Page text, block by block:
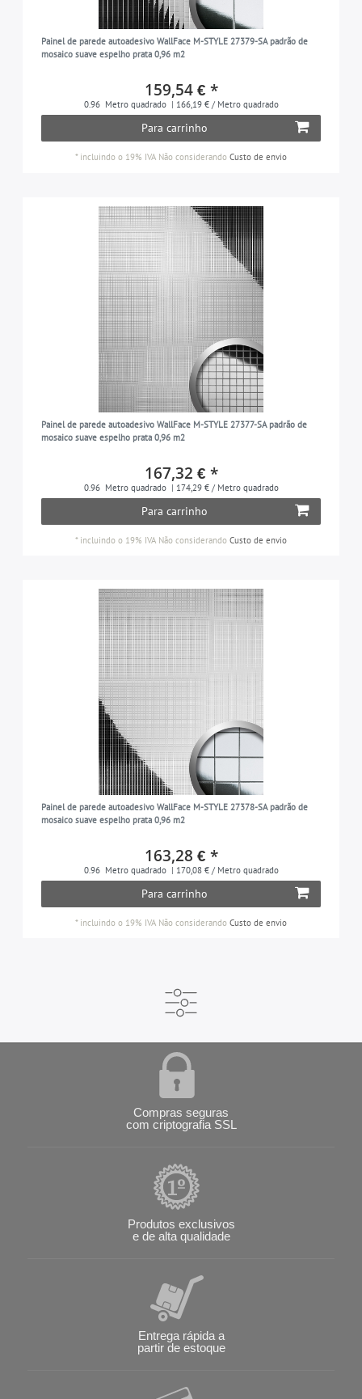
Painel de parede autoadesivo WallFace M-STYLE 27379-SA padrão de
mosaico suave espelho prata 0,96 m2
159,54 € *
0.96 Metro quadrado | 166,19 € / Metro quadrado
Para carrinho
* incluindo o 19% IVA Não considerando Custo de envio
Painel de parede autoadesivo WallFace M-STYLE 27377-SA padrão de
mosaico suave espelho prata 0,96 m2
167,32 € *
0.96 Metro quadrado | 174,29 € / Metro quadrado
Para carrinho
* incluindo o 19% IVA Não considerando Custo de envio
Painel de parede autoadesivo WallFace M-STYLE 27378-SA padrão de
mosaico suave espelho prata 0,96 m2
163,28 € *
0.96 Metro quadrado | 170,08 € / Metro quadrado
Para carrinho
* incluindo o 19% IVA Não considerando Custo de envio
Compras seguras
com criptografia SSL
Produtos exclusivos
e de alta qualidade
Entrega rápida a
partir de estoque